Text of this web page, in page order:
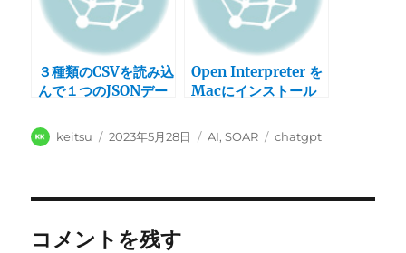
３種類のCSVを読み込
んで１つのJSONデー
ChatGPTに作成して
もらった
Open Interpreter を
Macにインストール
がでた話
投
keitsu
投
2023年5月28日
カ
AI,SOAR
タ
chatgpt
コメントを残す